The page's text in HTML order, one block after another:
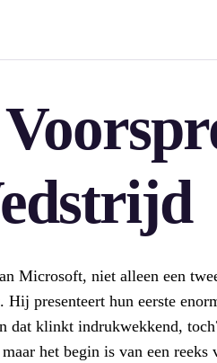
Microsoft, niet alleen een
presenteert hun eerste
dat klinkt indrukwekkend,
het begin is van een